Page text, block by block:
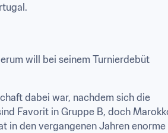
will bei seinem Turnierdebüt
dabei war, nachdem sich die
Favorit in Gruppe B, doch
in den vergangenen Jahren enorme